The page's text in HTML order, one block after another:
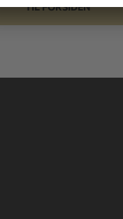
TIL FORSIDEN